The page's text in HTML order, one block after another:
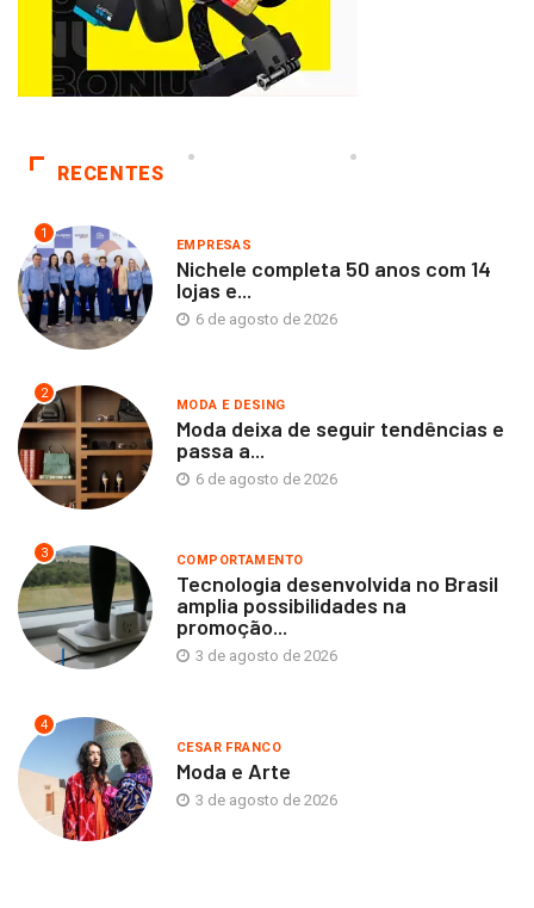
RECENTES
1
EMPRESAS
Nichele completa 50 anos com 14
lojas e...
6 de agosto de 2026
2
MODA E DESING
Moda deixa de seguir tendências e
passa a...
6 de agosto de 2026
3 COMPORTAMENTO
Tecnologia desenvolvida no Brasil
amplia possibilidades na
promoção...
3 de agosto de 2026
4
CESAR FRANCO
Moda e Arte
3 de agosto de 2026